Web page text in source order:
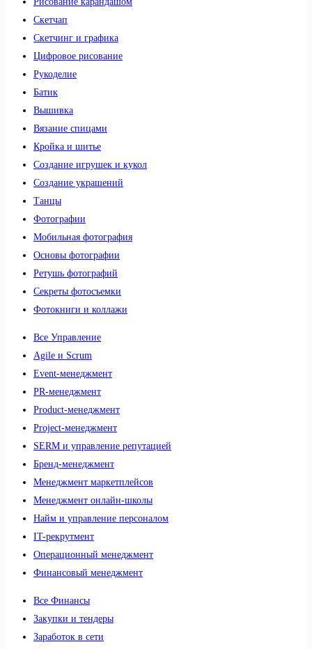
Скетчап
Скетчинг и графика
Цифровое рисование
Рукоделие
Батик
Вышивка
Вязание спицами
Кройка и шитье
Создание игрушек и кукол
Создание украшений
Танцы
Фотографии
Мобильная фотография
Основы фотографии
Ретушь фотографий
Секреты фотосъемки
Фотокниги и коллажи
Все Управление
Agile и Scrum
Event-менеджмент
PR-менеджмент
Product-менеджмент
Project-менеджмент
SERM и управление репутацией
Бренд-менеджмент
Менеджмент маркетплейсов
Менеджмент онлайн-школы
Найм и управление персоналом
IT-рекрутмент
Операционный менеджмент
Финансовый менеджмент
Все Финансы
Закупки и тендеры
Заработок в сети